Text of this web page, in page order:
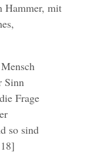
Hammer, mit
Sinn
Frage
so sind